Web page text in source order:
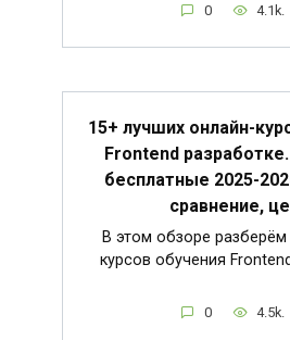
0 4.1k.
15+ лучших онлайн-
Frontend
бесплатные 2025-
сравнение,
В этом обзоре
курсов обучения
0 4.5k.